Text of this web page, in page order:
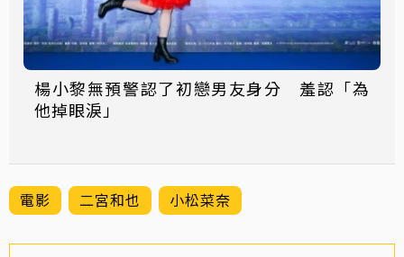
楊小黎無預警認了初戀男友身分 羞認「為
他掉眼淚」
電影 二宮和也 小松菜奈